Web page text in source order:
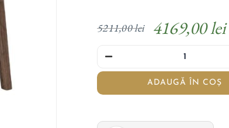
5211,00 lei 4169,00 lei
ADAUGĂ ÎN COȘ